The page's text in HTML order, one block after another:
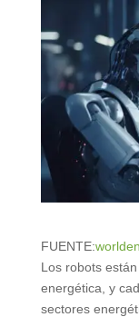
FUENTE:
Los robots
energética, y
sectores